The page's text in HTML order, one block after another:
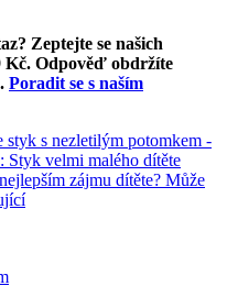
Zeptejte se našich
Kč. Odpověď obdržíte
. Poradit se s naším
styk s nezletilým potomkem -
Styk velmi malého dítěte
zájmu dítěte? Může